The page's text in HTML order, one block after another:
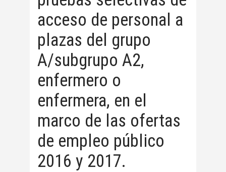
acceso de personal a
plazas del grupo
A/subgrupo A2,
enfermero o
enfermera, en el
marco de las ofertas
de empleo público
2016 y 2017.